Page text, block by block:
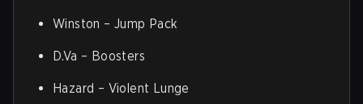
Winston – Jump Pack
D.Va – Boosters
Hazard – Violent Lunge